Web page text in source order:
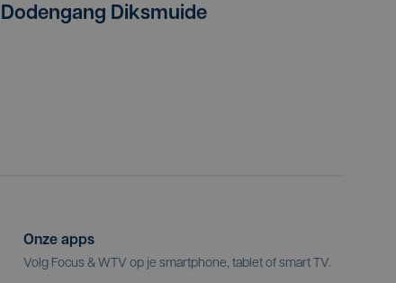
Dodengang Diksmuide
Onze apps
Volg Focus & WTV op je smartphone, tablet of smart TV.